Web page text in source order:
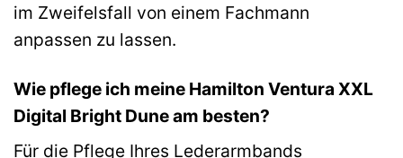
im Zweifelsfall von einem Fachmann
anpassen zu lassen.
Wie pflege ich meine Hamilton Ventura XXL
Digital Bright Dune am besten?
Für die Pflege Ihres Lederarmbands